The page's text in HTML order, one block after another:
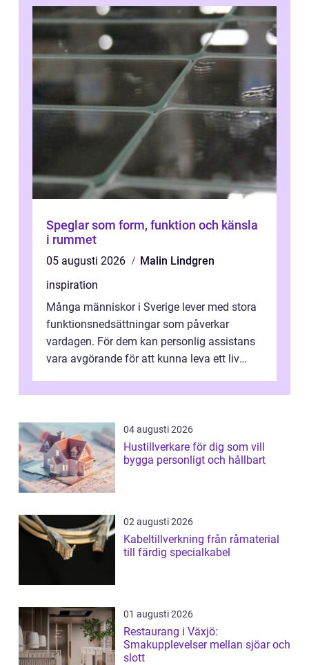
Speglar som form, funktion och känsla
i rummet
05 augusti 2026
Malin Lindgren
inspiration
Många människor i Sverige lever med stora
funktionsnedsättningar som påverkar
vardagen. För dem kan personlig assistans
vara avgörande för att kunna leva ett liv
04 augusti 2026
Hustillverkare för dig som vill
bygga personligt och hållbart
02 augusti 2026
Kabeltillverkning från råmaterial
till färdig specialkabel
01 augusti 2026
Restaurang i Växjö:
Smakupplevelser mellan sjöar och
slott